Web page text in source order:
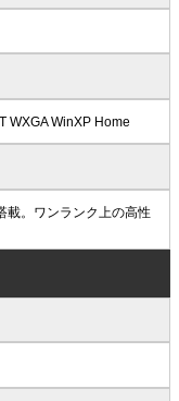
WXGA WinXP Home
載。ワンランク上の高性